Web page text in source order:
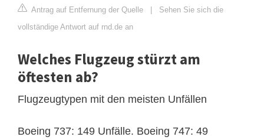
Antrag auf Entfernung der Quelle | Sehen Sie sich die
vollständige Antwort auf rnd.de an
Welches Flugzeug stürzt am
öftesten ab?
Flugzeugtypen mit den meisten Unfällen
Boeing 737: 149 Unfälle. Boeing 747: 49